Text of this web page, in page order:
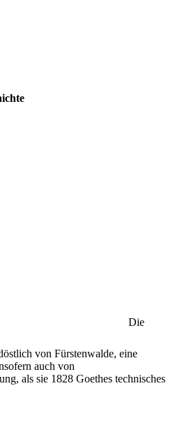
Die
von Fürstenwalde, eine
auch von
als sie 1828 Goethes technisches